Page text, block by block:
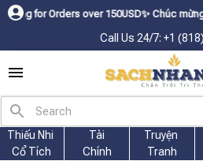
over 150USDㅤ✨ Chúc mừng
Call Us 24/7: +1
Thiếu Nhi
Cổ Tích
Tài
Chính
Truyện
Tranh